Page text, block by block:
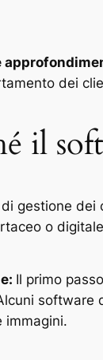
dei
il
gestione dei
o
Il primo
software
immagini.